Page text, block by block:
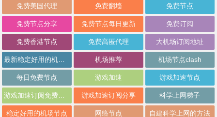
免费美国代理 免费翻墙 免费节点
免费节点分享 免费节点每日更新 免费订阅
免费香港节点 免费高匿代理 大机场订阅地址
机场推荐 机场节点clash
每日免费节点 游戏加速 游戏加速节点
游戏加速订阅分享 科学上网梯子
稳定好用的机场节点 网络节点 自建科学上网的方法